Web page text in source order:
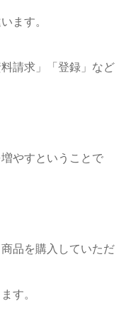
ます。
請求」「登録」など
やすということで
品を購入していただ
す。